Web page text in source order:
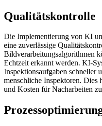
Qualitätskontrolle
Die Implementierung von KI
eine zuverlässige
Bildverarbeitungsalgorithmen
Echtzeit erkannt werden. KI-
Inspektionsaufgaben schneller
menschliche Inspektoren.
und Kosten für Nacharbeiten